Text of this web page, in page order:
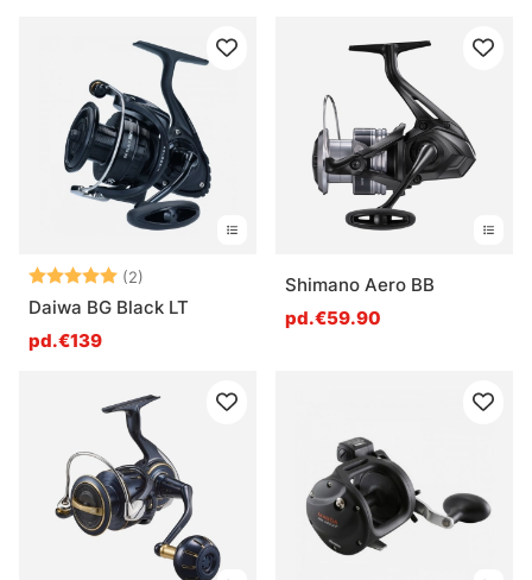
Note: (2)
Daiwa BG Black LT
pd.€139
Shimano Aero BB
pd.€59.90